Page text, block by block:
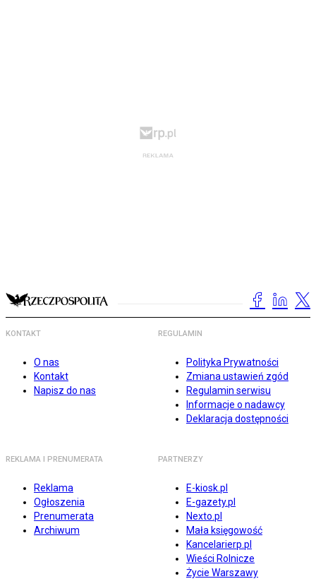
KONTAKT
O nas
Kontakt
Napisz do nas
REGULAMIN
Polityka Prywatności
Zmiana ustawień zgód
Regulamin serwisu
Informacje o nadawcy
Deklaracja dostępności
REKLAMA I PRENUMERATA
Reklama
Ogłoszenia
Prenumerata
Archiwum
PARTNERZY
E-kiosk.pl
E-gazety.pl
Nexto.pl
Mała księgowość
Kancelarierp.pl
Wieści Rolnicze
Życie Warszawy